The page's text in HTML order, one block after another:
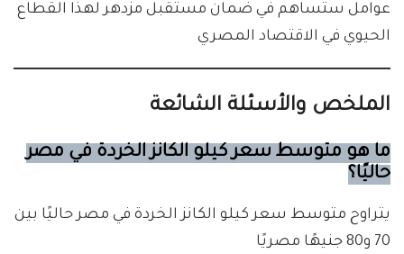
عوامل ستساهم في ضمان مستقبل مزدهر لهذا القطاع
الحيوي في الاقتصاد المصري
الملخص والأسئلة الشائعة
ما هو متوسط سعر كيلو الكانز الخردة في مصر
حاليًا؟
يتراوح متوسط سعر كيلو الكانز الخردة في مصر حاليًا بين
70 و80 جنيهًا مصريًا